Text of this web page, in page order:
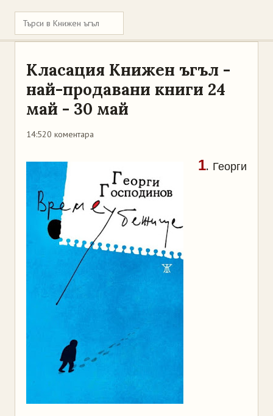
Класация Книжен ъгъл -
най-продавани книги 24
май - 30 май
14:520 коментара
1. Георги